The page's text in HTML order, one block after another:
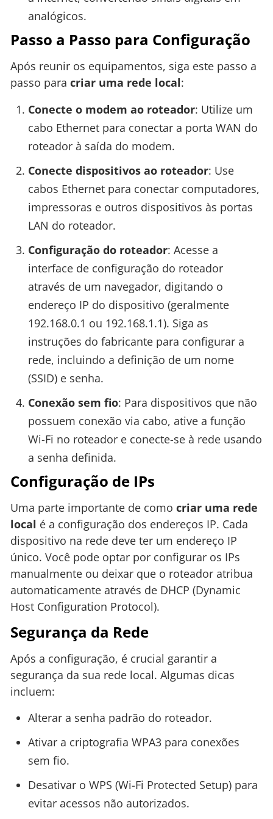
analógicos.
Passo a Passo para Configuração
Após reunir os equipamentos, siga este passo a
passo para criar uma rede local:
Conecte o modem ao roteador: Utilize um
cabo Ethernet para conectar a porta WAN do
roteador à saída do modem.
Conecte dispositivos ao roteador: Use
cabos Ethernet para conectar computadores,
impressoras e outros dispositivos às portas
LAN do roteador.
Configuração do roteador: Acesse a
interface de configuração do roteador
através de um navegador, digitando o
endereço IP do dispositivo (geralmente
192.168.0.1 ou 192.168.1.1). Siga as
instruções do fabricante para configurar a
rede, incluindo a definição de um nome
(SSID) e senha.
Conexão sem fio: Para dispositivos que não
possuem conexão via cabo, ative a função
Wi-Fi no roteador e conecte-se à rede usando
a senha definida.
Configuração de IPs
Uma parte importante de como criar uma rede
local é a configuração dos endereços IP. Cada
dispositivo na rede deve ter um endereço IP
único. Você pode optar por configurar os IPs
manualmente ou deixar que o roteador atribua
automaticamente através de DHCP (Dynamic
Host Configuration Protocol).
Segurança da Rede
Após a configuração, é crucial garantir a
segurança da sua rede local. Algumas dicas
incluem:
Alterar a senha padrão do roteador.
Ativar a criptografia WPA3 para conexões
sem fio.
Desativar o WPS (Wi-Fi Protected Setup) para
evitar acessos não autorizados.